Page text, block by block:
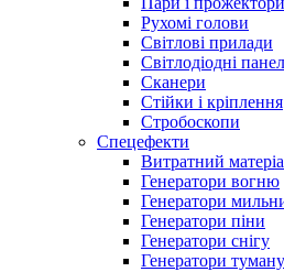
Рухомі голови
Світлові прилади
Світлодіодні
Сканери
Стійки і кріплення
Стробоскопи
Спецефекти
Витратний
Генератори вогню
Генератори
Генератори піни
Генератори снігу
Генератори туману